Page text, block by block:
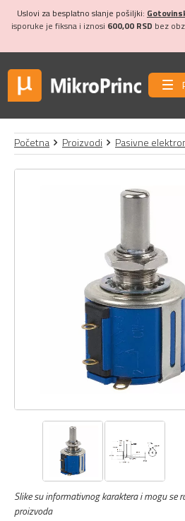
Uslovi za besplatno slanje pošiljki:
isporuke je fiksna i iznosi 600,00 RSD bez
Početna Proizvodi Pasivne
Slike su informativnog karaktera i mogu se
proizvoda